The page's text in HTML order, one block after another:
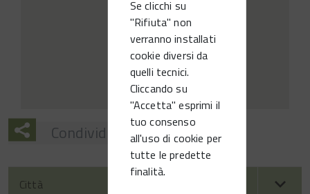
Se clicchi su
"Rifiuta" non
verranno installati
cookie diversi da
quelli tecnici.
Cliccando su
"Accetta" esprimi il
tuo consenso
all'uso di cookie per
tutte le predette
finalità.
Condividi
Città